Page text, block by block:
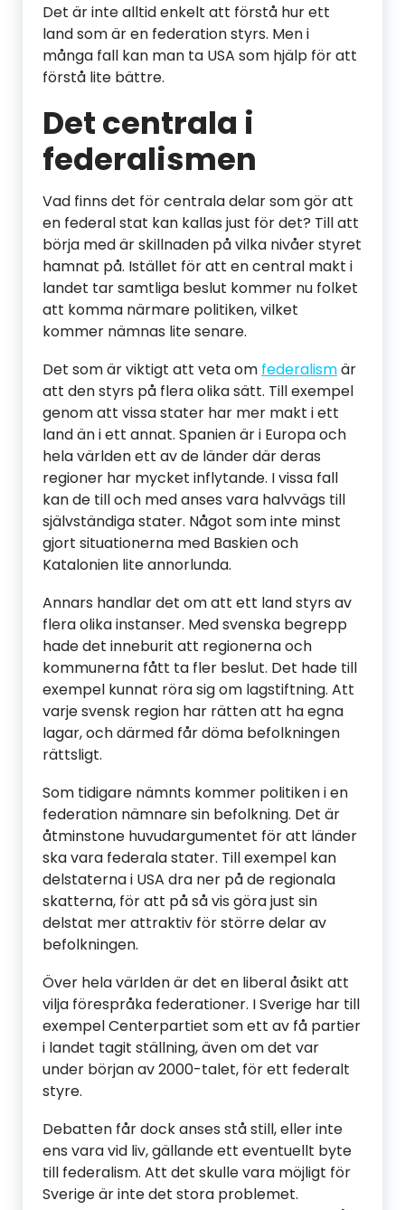
Det är inte alltid enkelt att förstå hur ett
land som är en federation styrs. Men i
många fall kan man ta USA som hjälp för att
förstå lite bättre.
Det centrala i
federalismen
Vad finns det för centrala delar som gör att
en federal stat kan kallas just för det? Till att
börja med är skillnaden på vilka nivåer styret
hamnat på. Istället för att en central makt i
landet tar samtliga beslut kommer nu folket
att komma närmare politiken, vilket
kommer nämnas lite senare.
Det som är viktigt att veta om federalismär
att den styrs på flera olika sätt. Till exempel
genom att vissa stater har mer makt i ett
land än i ett annat. Spanien är i Europa och
hela världen ett av de länder där deras
regioner har mycket inflytande. I vissa fall
kan de till och med anses vara halvvägs till
självständiga stater. Något som inte minst
gjort situationerna med Baskien och
Katalonien lite annorlunda.
Annars handlar det om att ett land styrs av
flera olika instanser. Med svenska begrepp
hade det inneburit att regionerna och
kommunerna fått ta fler beslut. Det hade till
exempel kunnat röra sig om lagstiftning. Att
varje svensk region har rätten att ha egna
lagar, och därmed får döma befolkningen
rättsligt.
Som tidigare nämnts kommer politiken i en
federation nämnare sin befolkning. Det är
åtminstone huvudargumentet för att länder
ska vara federala stater. Till exempel kan
delstaterna i USA dra ner på de regionala
skatterna, för att på så vis göra just sin
delstat mer attraktiv för större delar av
befolkningen.
Över hela världen är det en liberal åsikt att
vilja förespråka federationer. I Sverige har till
exempel Centerpartiet som ett av få partier
i landet tagit ställning, även om det var
under början av 2000-talet, för ett federalt
styre.
Debatten får dock anses stå still, eller inte
ens vara vid liv, gällande ett eventuellt byte
till federalism. Att det skulle vara möjligt för
Sverige är inte det stora problemet.